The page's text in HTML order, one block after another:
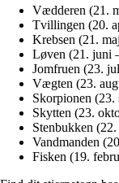
Vædderen (21.
Tvillingen (20.
Krebsen (21.
Løven (21. juni
Jomfruen (23.
Vægten (23.
Skorpionen (23.
Skytten (23.
Stenbukken
Vandmanden
Fisken (19.